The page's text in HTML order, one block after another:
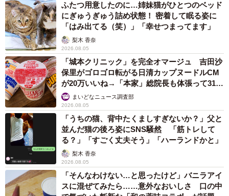
ふたつ用意したのに…姉妹猫がひとつのベッド
にぎゅうぎゅう詰め状態！ 密着して眠る姿に
「はみ出てる（笑）」「幸せつまってます」
梨木 香奈
2026.08.05
「城本クリニック」を完全オマージュ 吉田沙
保里がゴロゴロ転がる日清カップヌードルCM
が20万いいね→「本家」総院長も体張って31万
いいねまいどなニュース調査部
2026.08.05
「うちの猫、背中たくましすぎないか？」父と
並んだ猫の後ろ姿にSNS騒然 「筋トレして
る？」「すごく丈夫そう」「ハーランドかと」
梨木 香奈
2026.08.05
「そんなわけない…と思ったけど」バニラアイ
スに混ぜてみたら……意外なおいしさ 口の中